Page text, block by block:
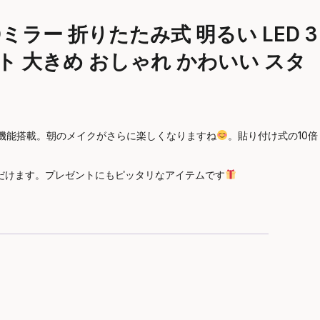
ラー 折りたたみ式 明るい LED 3
大きめ おしゃれ かわいい スタ
搭載。朝のメイクがさらに楽しくなりますね
。貼り付け式の10倍
ます。プレゼントにもピッタリなアイテムです